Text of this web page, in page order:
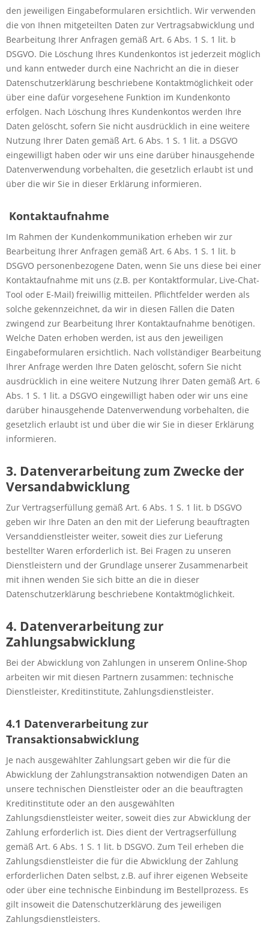
den jeweiligen Eingabeformularen ersichtlich. Wir verwenden
die von Ihnen mitgeteilten Daten zur Vertragsabwicklung und
Bearbeitung Ihrer Anfragen gemäß Art. 6 Abs. 1 S. 1 lit. b
DSGVO. Die Löschung Ihres Kundenkontos ist jederzeit möglich
und kann entweder durch eine Nachricht an die in dieser
Datenschutzerklärung beschriebene Kontaktmöglichkeit oder
über eine dafür vorgesehene Funktion im Kundenkonto
erfolgen. Nach Löschung Ihres Kundenkontos werden Ihre
Daten gelöscht, sofern Sie nicht ausdrücklich in eine weitere
Nutzung Ihrer Daten gemäß Art. 6 Abs. 1 S. 1 lit. a DSGVO
eingewilligt haben oder wir uns eine darüber hinausgehende
Datenverwendung vorbehalten, die gesetzlich erlaubt ist und
über die wir Sie in dieser Erklärung informieren.
Kontaktaufnahme
Im Rahmen der Kundenkommunikation erheben wir zur
Bearbeitung Ihrer Anfragen gemäß Art. 6 Abs. 1 S. 1 lit. b
DSGVO personenbezogene Daten, wenn Sie uns diese bei einer
Kontaktaufnahme mit uns (z.B. per Kontaktformular, Live-Chat-
Tool oder E-Mail) freiwillig mitteilen. Pflichtfelder werden als
solche gekennzeichnet, da wir in diesen Fällen die Daten
zwingend zur Bearbeitung Ihrer Kontaktaufnahme benötigen.
Welche Daten erhoben werden, ist aus den jeweiligen
Eingabeformularen ersichtlich. Nach vollständiger Bearbeitung
Ihrer Anfrage werden Ihre Daten gelöscht, sofern Sie nicht
ausdrücklich in eine weitere Nutzung Ihrer Daten gemäß Art. 6
Abs. 1 S. 1 lit. a DSGVO eingewilligt haben oder wir uns eine
darüber hinausgehende Datenverwendung vorbehalten, die
gesetzlich erlaubt ist und über die wir Sie in dieser Erklärung
informieren.
3. Datenverarbeitung zum Zwecke der
Versandabwicklung
Zur Vertragserfüllung gemäß Art. 6 Abs. 1 S. 1 lit. b DSGVO
geben wir Ihre Daten an den mit der Lieferung beauftragten
Versanddienstleister weiter, soweit dies zur Lieferung
bestellter Waren erforderlich ist. Bei Fragen zu unseren
Dienstleistern und der Grundlage unserer Zusammenarbeit
mit ihnen wenden Sie sich bitte an die in dieser
Datenschutzerklärung beschriebene Kontaktmöglichkeit.
4. Datenverarbeitung zur
Zahlungsabwicklung
Bei der Abwicklung von Zahlungen in unserem Online-Shop
arbeiten wir mit diesen Partnern zusammen: technische
Dienstleister, Kreditinstitute, Zahlungsdienstleister.
4.1 Datenverarbeitung zur
Transaktionsabwicklung
Je nach ausgewählter Zahlungsart geben wir die für die
Abwicklung der Zahlungstransaktion notwendigen Daten an
unsere technischen Dienstleister oder an die beauftragten
Kreditinstitute oder an den ausgewählten
Zahlungsdienstleister weiter, soweit dies zur Abwicklung der
Zahlung erforderlich ist. Dies dient der Vertragserfüllung
gemäß Art. 6 Abs. 1 S. 1 lit. b DSGVO. Zum Teil erheben die
Zahlungsdienstleister die für die Abwicklung der Zahlung
erforderlichen Daten selbst, z.B. auf ihrer eigenen Webseite
oder über eine technische Einbindung im Bestellprozess. Es
gilt insoweit die Datenschutzerklärung des jeweiligen
Zahlungsdienstleisters.